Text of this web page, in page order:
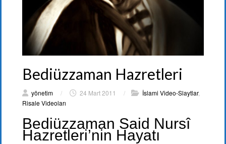
Bediüzzaman Hazretleri
yönetim / 24 Mart 2011 / İslami Video-Slaytlar,
Risale Videoları
Bediüzzaman Said Nursî
Hazretleri’nin Hayatı